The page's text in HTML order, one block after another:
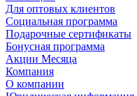
Для оптовых клиентов
Социальная программа
Подарочные сертификаты
Бонусная программа
Акции Месяца
Компания
О компании